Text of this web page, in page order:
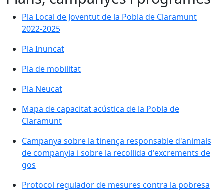
Pla Local de Joventut de la Pobla de Claramunt
2022-2025
Pla Inuncat
Pla de mobilitat
Pla Neucat
Mapa de capacitat acústica de la Pobla de
Claramunt
Campanya sobre la tinença responsable d'animals
de companyia i sobre la recollida d'excrements de
gos
Protocol regulador de mesures contra la pobresa